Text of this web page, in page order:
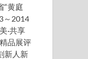
“黄庭
～2014
·共享
品展评
新人新